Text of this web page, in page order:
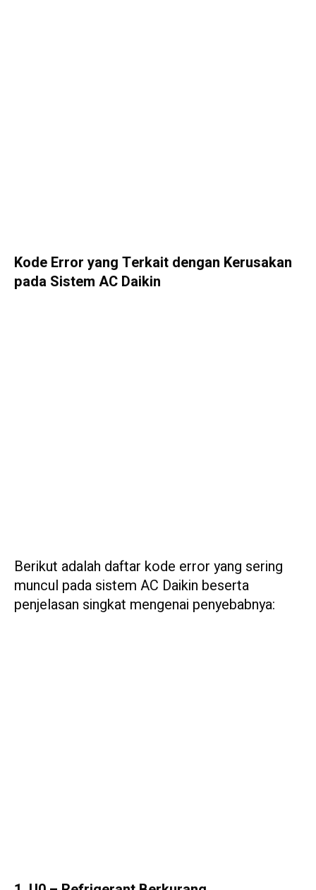
Kode Error yang Terkait dengan Kerusakan
pada Sistem AC Daikin
Berikut adalah daftar kode error yang sering
muncul pada sistem AC Daikin beserta
penjelasan singkat mengenai penyebabnya: